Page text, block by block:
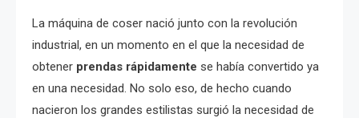
La máquina de coser nació junto con la revolución
industrial, en un momento en el que la necesidad de
obtener prendas rápidamente se había convertido ya
en una necesidad. No solo eso, de hecho cuando
nacieron los grandes estilistas surgió la necesidad de